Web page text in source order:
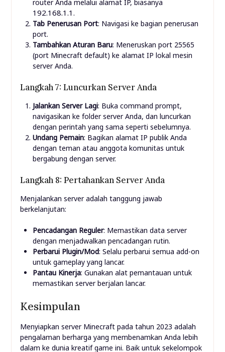
router Anda melalui alamat IP, biasanya
192.168.1.1.
Tab Penerusan Port: Navigasi ke bagian penerusan
port.
Tambahkan Aturan Baru: Meneruskan port 25565
(port Minecraft default) ke alamat IP lokal mesin
server Anda.
Langkah 7: Luncurkan Server Anda
Jalankan Server Lagi: Buka command prompt,
navigasikan ke folder server Anda, dan luncurkan
dengan perintah yang sama seperti sebelumnya.
Undang Pemain: Bagikan alamat IP publik Anda
dengan teman atau anggota komunitas untuk
bergabung dengan server.
Langkah 8: Pertahankan Server Anda
Menjalankan server adalah tanggung jawab
berkelanjutan:
Pencadangan Reguler: Memastikan data server
dengan menjadwalkan pencadangan rutin.
Perbarui Plugin/Mod: Selalu perbarui semua add-on
untuk gameplay yang lancar.
Pantau Kinerja: Gunakan alat pemantauan untuk
memastikan server berjalan lancar.
Kesimpulan
Menyiapkan server Minecraft pada tahun 2023 adalah
pengalaman berharga yang membenamkan Anda lebih
dalam ke dunia kreatif game ini. Baik untuk sekelompok